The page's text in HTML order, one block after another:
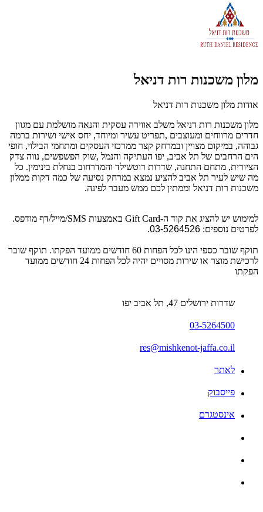
מלון משכנות רות דניאל
אודות מלון משכנות רות דניאל
מלון משכנות רות דניאל משלב אווירה עסקית והנאה מושלמת עם מגוון
חדרים מרווחים ומעוצבים ,תפריט עשיר ומיוחד, יחס אישי ושירות ברמה
גבוהה, במיקום מצויין ובמרחק קצר ממרכזי העסקים ומתחמי הבילוי, חופי
הים הרחבים של תל אביב, יפו העתיקה והנמל ,שוק הפשפשים, נווה צדק
הציורית, מתחם התחנה, שדרות רוטשילד והמדרחוב בנחלת בינימין. כל
מה שיש לעיר תל אביב להציע נמצא במרחק נסיעה של כמה דקות ממלון
משכנות רות דניאל וממתין לכם ממש מעבר לפינה.
למימוש יש להציג את קוד ה-Gift Card באמצעות SMS/מייל/דף מודפס.
לפרטים נוספים: 03-5264526
.
תוקף שובר כספי הינו לכל הפחות 60 חודשים ממועד הפקתו. תוקף שובר
לרכישת מוצר או שירות מסויים יהיה לכל הפחות 24 חודשים ממועד
הפקתו
שדרות ירושלים 47, תל אביב יפו
03-5264500
res@mishkenot-jaffa.co.il
לאתר
פייסבוק
אינסטגרם